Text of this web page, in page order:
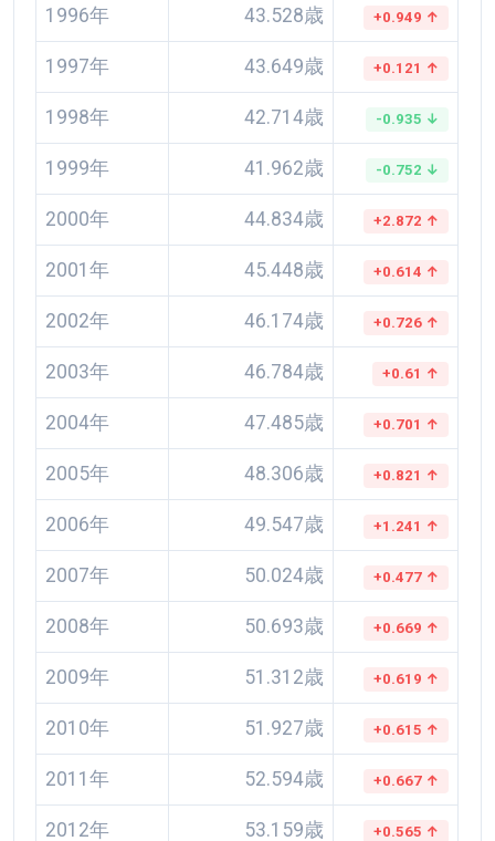
1996年 43.528歳 +0.949 ↑
1997年 43.649歳 +0.121 ↑
1998年 42.714歳 -0.935 ↓
1999年 41.962歳 -0.752 ↓
2000年 44.834歳 +2.872 ↑
2001年 45.448歳 +0.614 ↑
2002年 46.174歳 +0.726 ↑
2003年 46.784歳 +0.61 ↑
2004年 47.485歳 +0.701 ↑
2005年 48.306歳 +0.821 ↑
2006年 49.547歳 +1.241 ↑
2007年 50.024歳 +0.477 ↑
2008年 50.693歳 +0.669 ↑
2009年 51.312歳 +0.619 ↑
2010年 51.927歳 +0.615 ↑
2011年 52.594歳 +0.667 ↑
2012年 53.159歳 +0.565 ↑